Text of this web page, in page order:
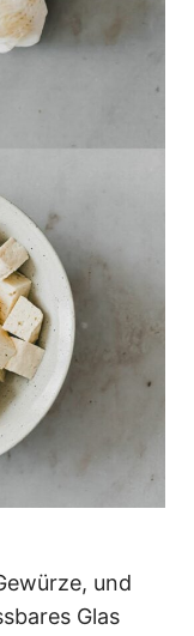
und
Glas